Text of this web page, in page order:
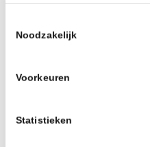
Noodzakelijk
Voorkeuren
Statistieken
Deel dit stuk